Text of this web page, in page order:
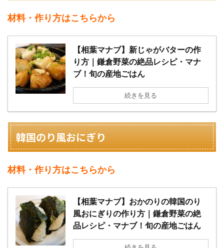
材料・作り方はこちらから
【相葉マナブ】新じゃがバターの作
り方｜鎌倉野菜の絶品レシピ・マナ
ブ！旬の産地ごはん
続きを見る
韓国のり風おにぎり
材料・作り方はこちらから
【相葉マナブ】おかのりの韓国のり
風おにぎりの作り方｜鎌倉野菜の絶
品レシピ・マナブ！旬の産地ごはん